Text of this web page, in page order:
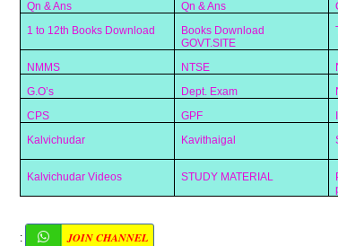
Qn & Ans Qn & Ans
1 to 12th Books Download
Books Download
GOVT.SITE
NMMS NTSE
G.O’s
Dept. Exam
CPS
GPF
Kalvichudar
Kavithaigal
Kalvichudar Videos
STUDY MATERIAL
: JOIN CHANNEL